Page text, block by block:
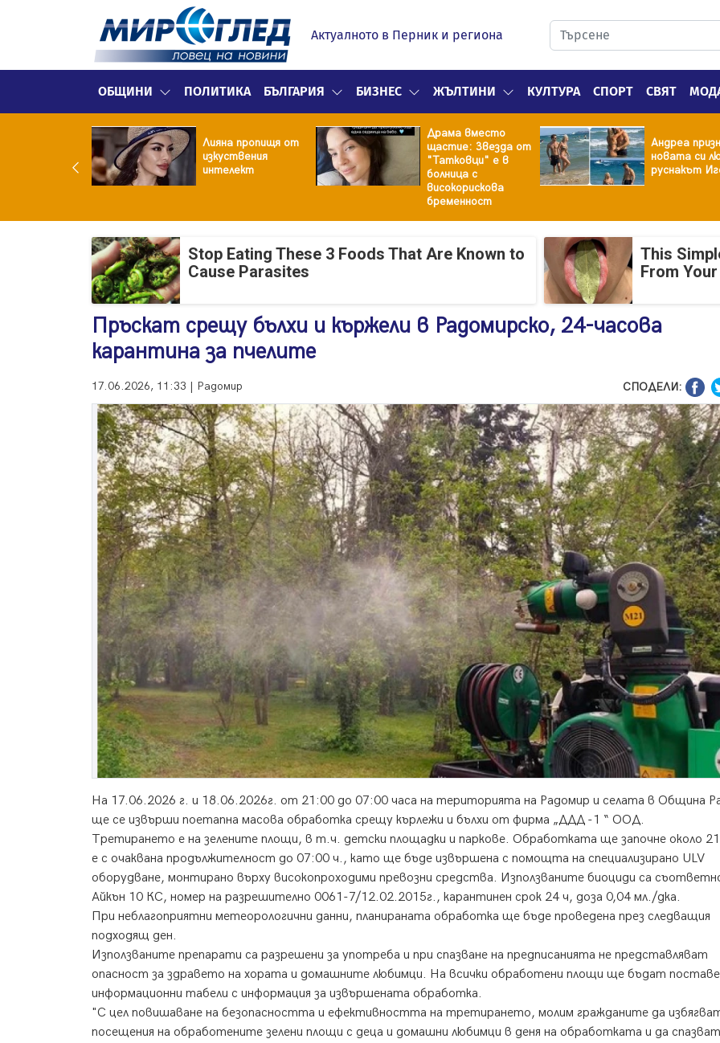
Актуалното в Перник и региона
ОБЩИНИ ПОЛИТИКА БЪЛГАРИЯ БИЗНЕС ЖЪЛТИНИ КУЛТУРА СПОРТ СВЯТ
Лияна пропищя от
изкуствения
интелект
Драма вместо
щастие: Звезда от
"Татковци" е в
болница с
високорискова
бременност
Андреа
новата си
руснакът
Stop Eating These 3 Foods That Are Known to
Cause Parasites
This
From
Пръскат срещу бълхи и кържели в Радомирско, 24-часова
карантина за пчелите
17.06.2026, 11:33 | Радомир СПОДЕЛИ:
Нa 17.06.2026 г. и 18.06.2026г. от 21:00 до 07:00 часа на територията на Радомир и селата в Община
ще се извърши поетапна масова обработка срещу кърлежи и бълхи от фирма „ДДД -1 “ ООД.
Третирането е на зелените площи, в т.ч. детски площадки и паркове. Обработката ще започне около
е с очаквана продължителност до 07:00 ч., като ще бъде извършена с помощта на специализирано ULV
оборудване, монтирано върху високопроходими превозни средства. Използваните биоциди са
Айкън 10 КС, номер на разрешително 0061-7/12.02.2015г., карантинен срок 24 ч, доза 0,04 мл./дка.
При неблагоприятни метеорологични данни, планираната обработка ще бъде проведена през следващия
подходящ ден.
Използваните препарати са разрешени за употреба и при спазване на предписанията не представляват
опасност за здравето на хората и домашните любимци. На всички обработени площи ще бъдат
информационни табели с информация за извършената обработка.
"С цел повишаване на безопасността и ефективността на третирането, молим гражданите да
посещения на обработените зелени площи с деца и домашни любимци в деня на обработката и да спазват